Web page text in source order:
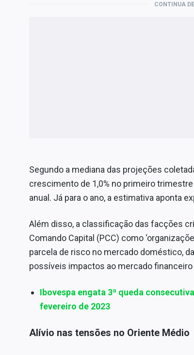
CONTINUA
Segundo a mediana das projeções
crescimento de 1,0% no primeiro
anual. Já para o ano, a estimativa aponta
Além disso, a classificação das facções
Comando Capital (PCC) como
parcela de risco no mercado doméstico,
possíveis impactos ao mercado financeiro
Ibovespa engata 3ª queda
fevereiro de 2023
Alívio nas tensões no Oriente Médio